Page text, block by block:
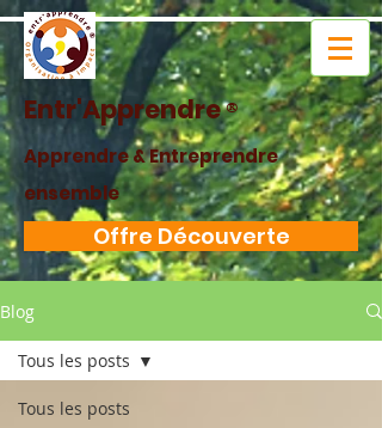
Entr'Apprendre®
Apprendre & Entreprendre
ensemble
Offre Découverte
Blog
Tous les posts
Tous les posts